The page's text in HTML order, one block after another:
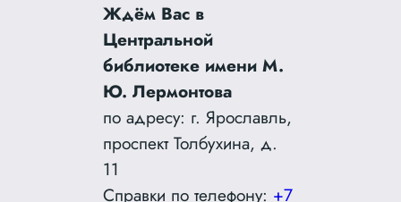
Ждём Вас в
Центральной
библиотеке имени М.
Ю. Лермонтова
по адресу: г. Ярославль,
проспект Толбухина, д.
11
Справки по телефону: +7